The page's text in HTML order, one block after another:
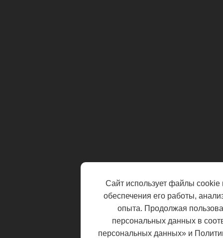
Сайт использует файлы cookie
обеспечения его работы,
опыта. Продолжая
персональных данных в
персональных данных» и